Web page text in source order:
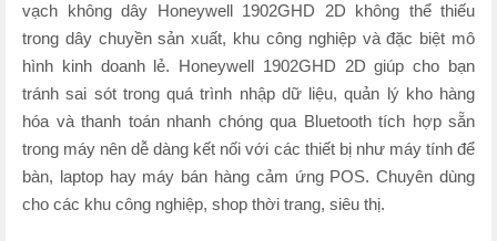
vạch không dây Honeywell 1902GHD 2D không thể thiếu
trong dây chuyền sản xuất, khu công nghiệp và đặc biệt mô
hình kinh doanh lẻ. Honeywell 1902GHD 2D giúp cho bạn
tránh sai sót trong quá trình nhập dữ liệu, quản lý kho hàng
hóa và thanh toán nhanh chóng qua Bluetooth tích hợp sẵn
trong máy nên dễ dàng kết nối với các thiết bị như máy tính để
bàn, laptop hay máy bán hàng cảm ứng POS. Chuyên dùng
cho các khu công nghiệp, shop thời trang, siêu thị.